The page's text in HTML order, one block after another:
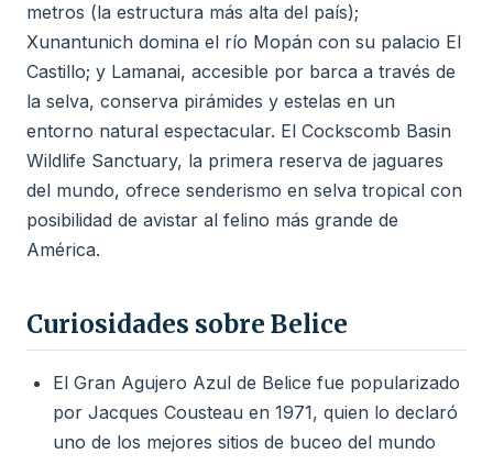
metros (la estructura más alta del país);
Xunantunich domina el río Mopán con su palacio El
Castillo; y Lamanai, accesible por barca a través de
la selva, conserva pirámides y estelas en un
entorno natural espectacular. El Cockscomb Basin
Wildlife Sanctuary, la primera reserva de jaguares
del mundo, ofrece senderismo en selva tropical con
posibilidad de avistar al felino más grande de
América.
Curiosidades sobre Belice
El Gran Agujero Azul de Belice fue popularizado
por Jacques Cousteau en 1971, quien lo declaró
uno de los mejores sitios de buceo del mundo